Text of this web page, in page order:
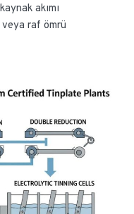
akımı
veya raf ömrü